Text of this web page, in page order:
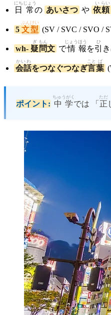
日
にち
常
じょう
の あいさつ や 依
い
頼
らい
5 文型
ぶんけい
(SV / SVC / SVO /
wh- 疑
ぎ
問
もん
文 で情
じょう
報
ほう
を引
ひ
き
会話
かいわ
をつなぐつなぎ言
こと
葉
ば
ポイント: 中学
ちゅうがく
では 「 正
ただ